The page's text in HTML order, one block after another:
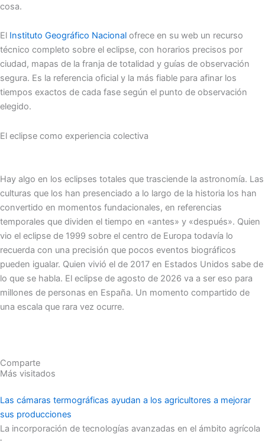
cosa.
El Instituto Geográfico Nacional ofrece en su web un recurso
técnico completo sobre el eclipse, con horarios precisos por
ciudad, mapas de la franja de totalidad y guías de observación
segura. Es la referencia oficial y la más fiable para afinar los
tiempos exactos de cada fase según el punto de observación
elegido.
El eclipse como experiencia colectiva
Hay algo en los eclipses totales que trasciende la astronomía. Las
culturas que los han presenciado a lo largo de la historia los han
convertido en momentos fundacionales, en referencias
temporales que dividen el tiempo en «antes» y «después». Quien
vio el eclipse de 1999 sobre el centro de Europa todavía lo
recuerda con una precisión que pocos eventos biográficos
pueden igualar. Quien vivió el de 2017 en Estados Unidos sabe de
lo que se habla. El eclipse de agosto de 2026 va a ser eso para
millones de personas en España. Un momento compartido de
una escala que rara vez ocurre.
Comparte
Más visitados
Las cámaras termográficas ayudan a los agricultores a mejorar
sus producciones
La incorporación de tecnologías avanzadas en el ámbito agrícola